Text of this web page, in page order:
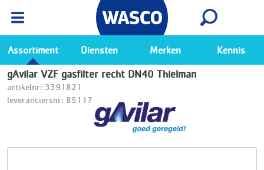
Ga naar de Wasco app
Bekijk
Assortiment Diensten Merken Kennis
gAvilar VZF gasfilter recht DN40 Thielman
artikelnr: 3391821
leveranciersnr: 85117